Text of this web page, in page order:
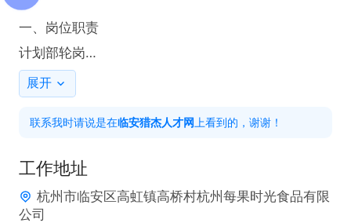
一、岗位职责
计划部轮岗
1、学习生产计划与物料需求计划的制定逻辑，参与计
划编制与调整工作。
2、协助库存管理，跟踪物料到货及库存周转情况，
3、负责计划相关数据的统计与分析，为计划优化提
供数据支持。
展开
联系我时请说是在临安猎杰人才网 上看到的，谢谢！
工作地址
杭州市临安区高虹镇高桥村杭州每果时光食品有限
公司